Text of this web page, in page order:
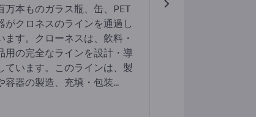
万本ものガラス瓶、缶、PET
がクロネスのラインを通過し
ます。クローネスは、飲料・
用の完全なラインを設計・導
ています。このラインは、製
容器の製造、充填・包装...